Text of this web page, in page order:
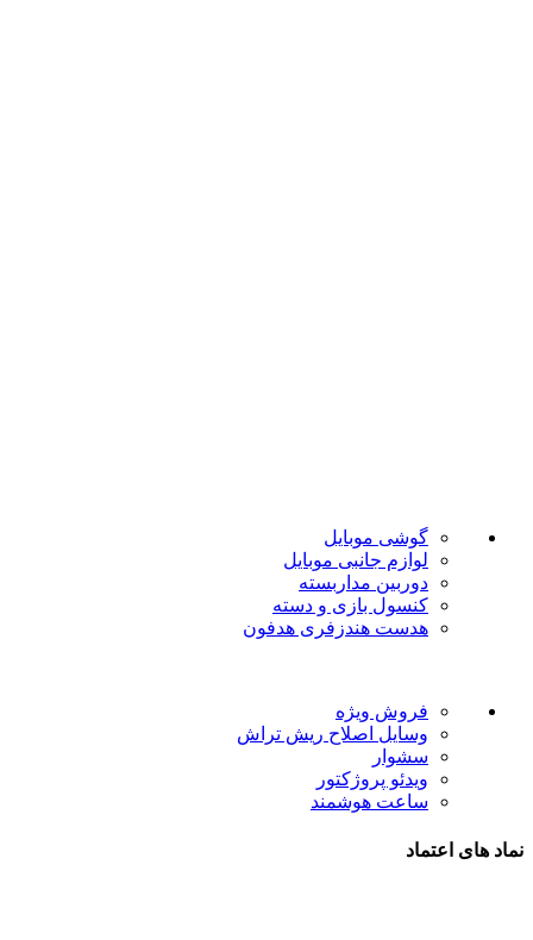
گوشی موبایل
لوازم جانبی موبایل
دوربین مداربسته
کنسول بازی و دسته
هدست هندزفری هدفون
فروش ویژه
وسایل اصلاح ریش تراش
سشوار
ویدئو پروژکتور
ساعت هوشمند
نماد های اعتماد